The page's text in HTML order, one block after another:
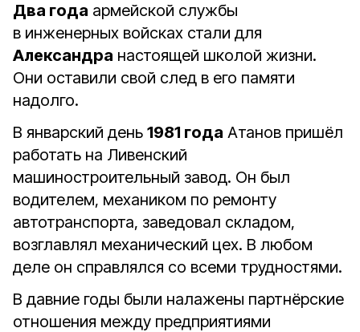
Два года армейской службы
в инженерных войсках стали для
Александра настоящей школой жизни.
Они оставили свой след в его памяти
надолго.
В январский день 1981 года Атанов пришёл
работать на Ливенский
машиностроительный завод. Он был
водителем, механиком по ремонту
автотранспорта, заведовал складом,
возглавлял механический цех. В любом
деле он справлялся со всеми трудностями.
В давние годы были налажены партнёрские
отношения между предприятиями